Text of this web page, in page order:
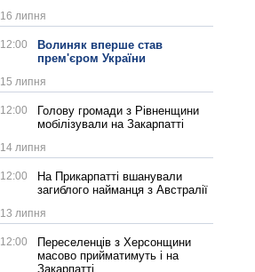
16 липня
12:00
Волиняк вперше став
прем'єром України
15 липня
12:00
Голову громади з Рівненщини
мобілізували на Закарпатті
14 липня
12:00
На Прикарпатті вшанували
загиблого найманця з Австралії
13 липня
12:00
Переселенців з Херсонщини
масово прийматимуть і на
Закарпатті